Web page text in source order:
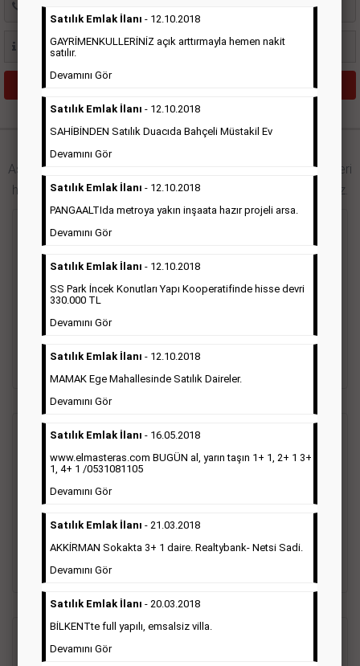
Aşağıdaki bağlantıları takip ederek Hürriyet gazetesi ilan türleri
hakkında detaylara ulaşabilir, ilan örneklerini inceleyebilirsiniz.
ilanı, vasıta ilanı başlıkları altında toplanmaktadır. Hürriyet
gazetesi seri ilanlar, Türkiye baskısı, İstanbul baskısı, Ankara
baskısı, Ege baskısı, Akdeniz baskısı, Çukurova baskısı ve diğer
Sosyal İlan (Vefat, Başsağlığı, Anma, Teşekkür)
vefat ilanı anma ilan, başsağlığı ilanı, teşekkür ilanı vb. ilan
türleri toplanmaktadır. Ticari amaç gütmeyen bu ilan çeşidin
de fiyatlandırma ilanın kapladığı alan üzerinden fiyatlandırılır.
Diğer çerçeveli ilanlara göre daha ekonomiktir.
Detaylı Bilgi & İlan Örnekleri
Satılık Emlak İlanı - 12.10.2018
GAYRİMENKULLERİNİZ açık arttırmayla hemen nakit
satılır.
Devamını Gör
Satılık Emlak İlanı - 12.10.2018
SAHİBİNDEN Satılık Duacıda Bahçeli Müstakil Ev
Devamını Gör
Satılık Emlak İlanı - 12.10.2018
PANGAALTIda metroya yakın inşaata hazır projeli arsa.
Devamını Gör
Satılık Emlak İlanı - 12.10.2018
SS Park İncek Konutları Yapı Kooperatifinde hisse devri
330.000 TL
Devamını Gör
Satılık Emlak İlanı - 12.10.2018
MAMAK Ege Mahallesinde Satılık Daireler.
Devamını Gör
Satılık Emlak İlanı - 16.05.2018
www.elmasteras.com BUGÜN al, yarın taşın 1+ 1, 2+ 1 3+
1, 4+ 1 /0531081105
Devamını Gör
Satılık Emlak İlanı - 21.03.2018
AKKİRMAN Sokakta 3+ 1 daire. Realtybank- Netsi Sadi.
Devamını Gör
Satılık Emlak İlanı - 20.03.2018
BİLKENTte full yapılı, emsalsiz villa.
Devamını Gör